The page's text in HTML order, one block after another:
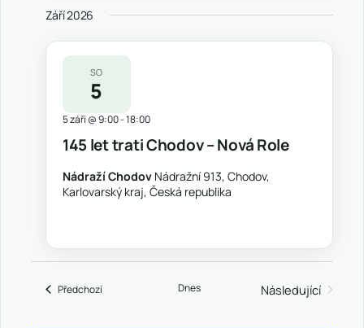
Září 2026
SO
5
145 let trati Chodov – Nová Role
5 září @ 9:00-18:00
Nádraží Chodov Nádražní 913, Chodov,
Karlovarský kraj, Česká republika
PředchozíAkce Dnes
Následující